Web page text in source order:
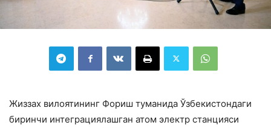
Жиззах вилоятининг Фориш туманида Ўзбекистондаги
биринчи интеграциялашган атом электр станцияси